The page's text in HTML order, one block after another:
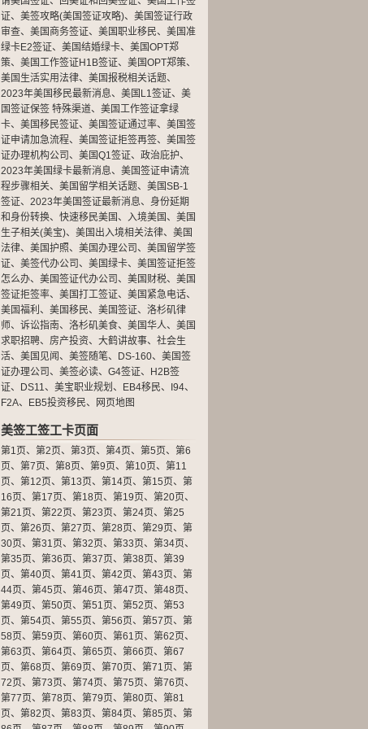
证、 美签攻略(美国签证攻略)、 美国签证行政
审查、 美国商务签证、 美国职业移民、 美国准
绿卡E2签证、 美国结婚绿卡、 美国OPT郑
策、 美国工作签证H1B签证、 美国OPT郑策、
美国生活实用法律、 美国报税相关话题、
2023年美国移民最新消息、 美国L1签证、 美
国签证保签 特殊渠道、 美国工作签证拿绿
卡、 美国移民签证、 美国签证通过率、 美国签
证申请加急流程、 美国签证拒签再签、 美国签
证办理机构公司 、 美国Q1签证、 政治庇护、
2023年美国绿卡最新消息、 美国签证申请流
程步骤相关、 美国留学相关话题、 美国SB-1
签证、 2023年美国签证最新消息、 身份延期
和身份转换、 快速移民美国、 入境美国、 美国
生子相关(美宝)、 美国出入境相关法律、 美国
法律、 美国护照、 美国办理公司 、 美国留学签
证、 美签代办公司 、 美国绿卡、 美国签证拒签
怎么办、 美国签证代办公司 、 美国财税、 美国
签证拒签率、 美国打工签证、 美国紧急电话、
美国福利 、 美国移民、 美国签证、 洛杉矶律
师、 诉讼指南、 洛杉矶美食、 美国华人、 美国
求职招聘、 房产投资、 大鹤讲故事、 社会生
活、 美国见闻、 美签随笔、 DS-160、 美国签
证办理公司 、 美签必读、 G4签证、
H2B签
证、 DS11、 美宝职业规划 、 EB4移民、 I94、
F2A、 EB5投资移民、 网页地图
美签工签工卡页面
第1页、 第2页、 第3页、 第4页、 第5页、 第6
页、 第7页、 第8页、 第9页、 第10页、 第11
页、 第12页、 第13页、 第14页、 第15页、 第
16页、 第17页、 第18页、 第19页、 第20页、
第21页、 第22页、 第23页、 第24页、 第25
页、 第26页、 第27页、 第28页、 第29页、 第
30页、 第31页、 第32页、 第33页、 第34页、
第35页、 第36页、 第37页、 第38页、 第39
页、 第40页、 第41页、 第42页、 第43页、 第
44页、 第45页、 第46页、 第47页、 第48页、
第49页、 第50页、 第51页、 第52页、 第53
页、 第54页、 第55页、 第56页、 第57页、 第
58页、 第59页、 第60页、 第61页、 第62页、
第63页、 第64页、 第65页、 第66页、 第67
页、 第68页、 第69页、 第70页、 第71页、 第
72页、 第73页、 第74页、 第75页、 第76页、
第77页、 第78页、 第79页、 第80页、 第81
页、 第82页、 第83页、 第84页、 第85页、 第